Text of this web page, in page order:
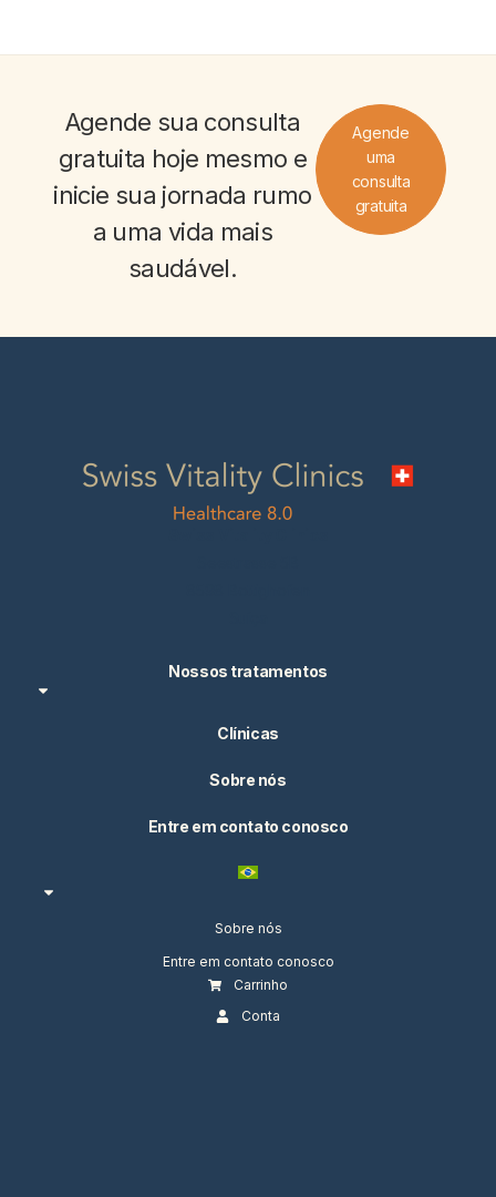
Agende sua consulta
gratuita hoje mesmo e
inicie sua jornada rumo
a uma vida mais
saudável.
Agende
uma
consulta
gratuita
Nossos tratamentos
Clínicas
Sobre nós
Entre em contato conosco
Sobre nós
Entre em contato conosco
Carrinho
Conta